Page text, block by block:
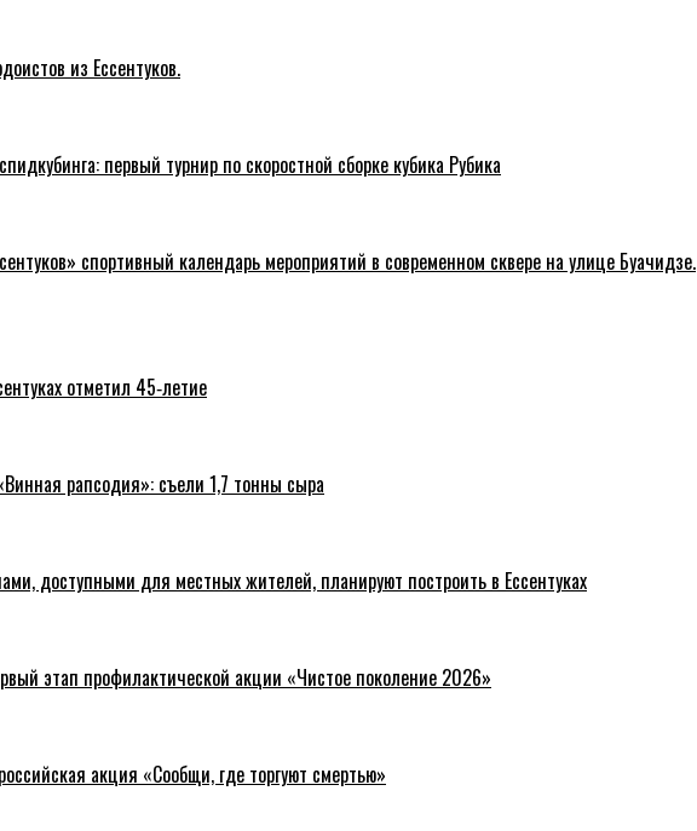
из Ессентуков.
первый турнир по скоростной сборке кубика Рубика
спортивный календарь мероприятий в современном сквере на улице Буачидзе.
отметил 45‑летие
рапсодия»: съели 1,7 тонны сыра
доступными для местных жителей, планируют построить в Ессентуках
этап профилактической акции «Чистое поколение 2026»
акция «Сообщи, где торгуют смертью»